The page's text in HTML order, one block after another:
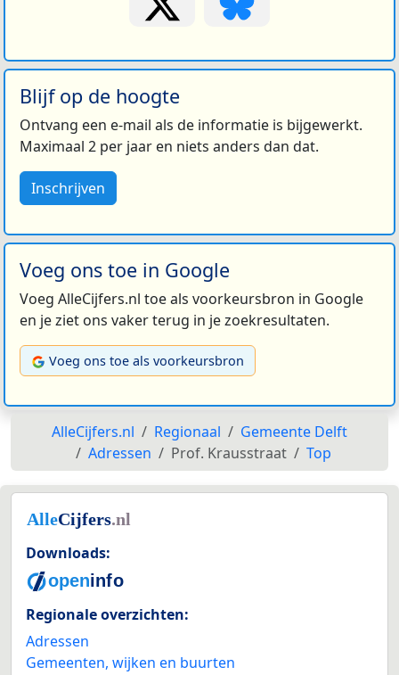
Blijf op de hoogte
Ontvang een e-mail als de informatie is bijgewerkt.
Maximaal 2 per jaar en niets anders dan dat.
Inschrijven
Voeg ons toe in Google
Voeg AlleCijfers.nl toe als voorkeursbron in Google
en je ziet ons vaker terug in je zoekresultaten.
Voeg ons toe als voorkeursbron
AlleCijfers.nl Regionaal
Gemeente Delft
Adressen
Prof. Krausstraat Top
Downloads:
Regionale overzichten:
Adressen
Gemeenten, wijken en buurten